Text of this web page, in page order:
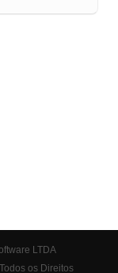
LTDA
os Direitos